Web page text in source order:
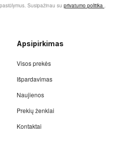
Susipažinau su privatumo politika
Apsipirkimas
Visos prekės
Išpardavimas
Naujienos
Prekių ženklai
Kontaktai